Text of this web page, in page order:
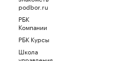
podbor.ru
РБК
Компании
РБК Курсы
Школа